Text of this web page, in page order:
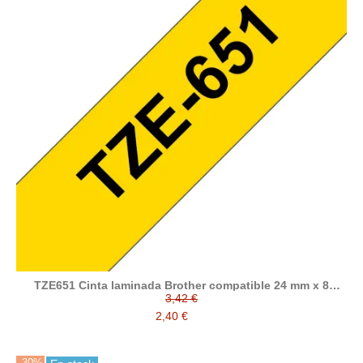
TZE651 Cinta laminada Brother compatible 24 mm x 8
metros
3,42 €
2,40 €